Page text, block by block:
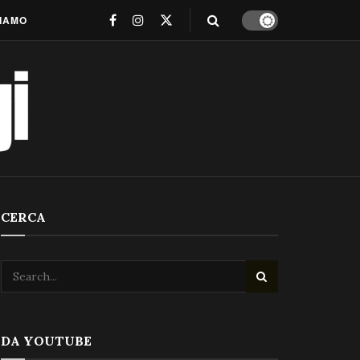
CERCA
DA YOUTUBE